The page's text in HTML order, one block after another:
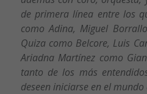
de primera línea entre los
como Adina, Miguel
Quiza como Belcore, Luis
Ariadna Martínez como
tanto de los más
deseen iniciarse en el mundo